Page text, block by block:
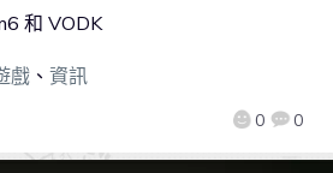
0 0
和 VODK
戲、 資訊